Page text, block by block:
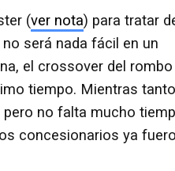
(ver nota) para tratar
será nada fácil en un
el crossover del rombo
tiempo. Mientras
no falta mucho
concesionarios ya